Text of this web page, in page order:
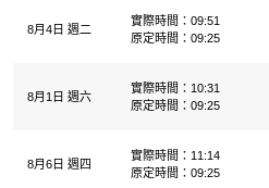
8月4日 週二
實際時間：09:51
原定時間：09:25
8月1日 週六
實際時間：10:31
原定時間：09:25
8月6日 週四
實際時間：11:14
原定時間：09:25